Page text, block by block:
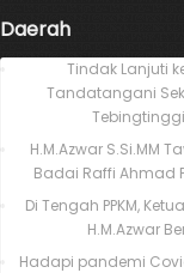
Daerah
Tindak Lanjuti
Tandatangani
H.M.Azwar S.Si.MM
Badai Raffi Ahmad
Di Tengah PPKM,
H.M.Azwar
Hadapi pandemi